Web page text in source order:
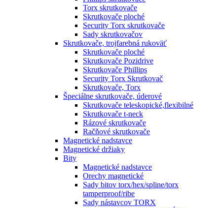
Torx skrutkovače
Skrutkovače ploché
Security Torx skrutkovače
Sady skrutkovačov
Skrutkovače, trojfarebná rukoväť
Skrutkovače ploché
Skrutkovače Pozidrive
Skrutkovače Phillips
Security Torx Skrutkovač
Skrutkovače, Torx
Špeciálne skrutkovače, úderové
Skrutkovače teleskopické,flexibilné
Skrutkovače t-neck
Rázové skrutkovače
Račňové skrutkovače
Magnetické nadstavce
Magnetické držiaky
Bity
Magnetické nadstavce
Orechy magnetické
Sady bitov torx/hex/spline/torx
tamperproof/ribe
Sady nástavcov TORX